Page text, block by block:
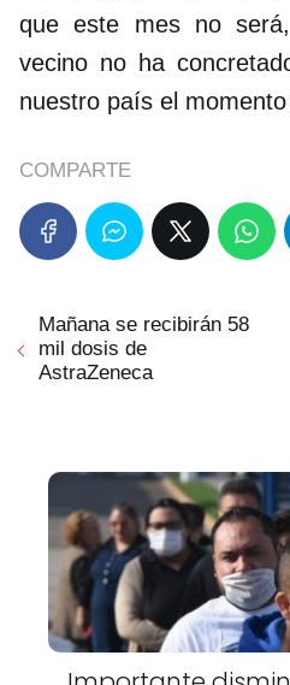
que este mes no
vecino no ha
nuestro país el
COMPARTE
Mañana se recibirán 58
mil dosis de
AstraZeneca